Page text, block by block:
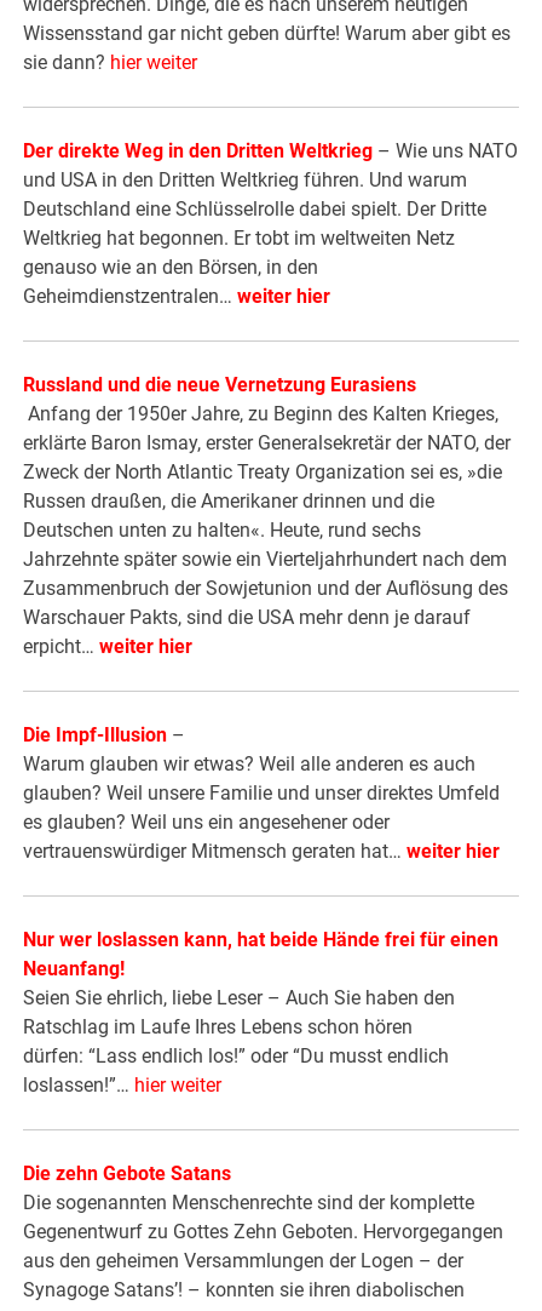
Wissensstand gar nicht geben dürfte! Warum aber gibt es
sie dann? hier weiter
Der direkte Weg in den Dritten Weltkrieg – Wie uns NATO
und USA in den Dritten Weltkrieg führen. Und warum
Deutschland eine Schlüsselrolle dabei spielt. Der Dritte
Weltkrieg hat begonnen. Er tobt im weltweiten Netz
genauso wie an den Börsen, in den
Geheimdienstzentralen…weiter hier
Russland und die neue Vernetzung Eurasiens
Anfang der 1950er Jahre, zu Beginn des Kalten Krieges,
erklärte Baron Ismay, erster Generalsekretär der NATO, der
Zweck der North Atlantic Treaty Organization sei es, »die
Russen draußen, die Amerikaner drinnen und die
Deutschen unten zu halten«. Heute, rund sechs
Jahrzehnte später sowie ein Vierteljahrhundert nach dem
Zusammenbruch der Sowjetunion und der Auflösung des
Warschauer Pakts, sind die USA mehr denn je darauf
erpicht…weiter hier
Die Impf-Illusion –
Warum glauben wir etwas? Weil alle anderen es auch
glauben? Weil unsere Familie und unser direktes Umfeld
es glauben? Weil uns ein angesehener oder
vertrauenswürdiger Mitmensch geraten hat…weiter hier
Nur wer loslassen kann, hat beide Hände frei für einen
Neuanfang!
Seien Sie ehrlich, liebe Leser – Auch Sie haben den
Ratschlag im Laufe Ihres Lebens schon hören
dürfen: “Lass endlich los!” oder “Du musst endlich
loslassen!”… hier weiter
Die zehn Gebote Satans
Die sogenannten Menschenrechte sind der komplette
Gegenentwurf zu Gottes Zehn Geboten. Hervorgegangen
aus den geheimen Versammlungen der Logen – der
Synagoge Satans’! – konnten sie ihren diabolischen